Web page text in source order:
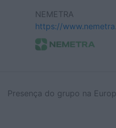
NEMETRA
https://
Presença do grupo na